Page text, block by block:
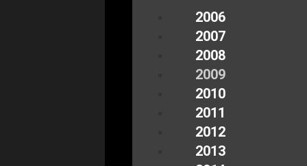
2006
2007
2008
2009
2010
2011
2012
2013